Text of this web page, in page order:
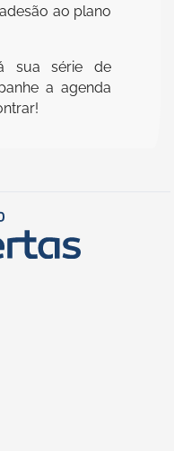
ao plano
sua série de
a agenda